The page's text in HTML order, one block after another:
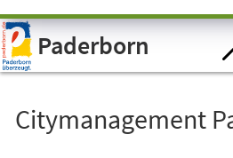
Visuelle
Assistenzsoftware
öffnen.Paderborn
Citymanagement